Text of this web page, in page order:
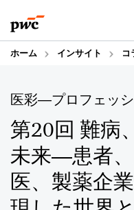
to
content
to
footer
ホーム インサイト コ
医彩―プロフェッ
第20回 難病
未来―患者
医、製薬企